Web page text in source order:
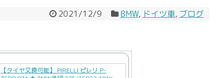
2021/12/9 BMW, ドイツ車, ブログ
【タイヤ交換可能】 PIRELLI ピレリ P-